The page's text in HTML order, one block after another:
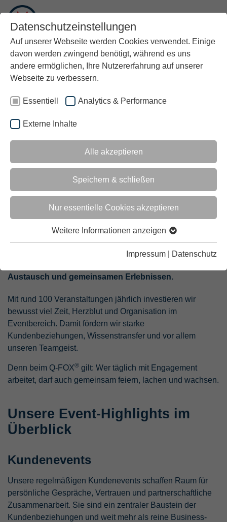
Datenschutzeinstellungen
Auf unserer Webseite werden Cookies verwendet. Einige
davon werden zwingend benötigt, während es uns
andere ermöglichen, Ihre Nutzererfahrung auf unserer
Webseite zu verbessern.
Essentiell Analytics & Performance
Externe Inhalte
Alle akzeptieren
Speichern & schließen
Nur essentielle Cookies akzeptieren
Weitere Informationen anzeigen
Impressum Datenschutz
RÜCKBLICK AUF EIN
EREIGNISREICHES
JAHR: Q-FOX®EVENTS
2025
24.12.2025 | Wenn sich das Jahr dem Ende zuneigt, ist
es Zeit innezuhalten und zurückzublicken. 2025 war
Austausch und gemeinsamen Erlebnissen.
Mit rund 100 Veranstaltungen jährlich investieren wir
bewusst viel Zeit, Herzblut und Organisation im
Eventbereich. Damit fördern wir starke
Kundenbeziehungen, Wissenstransfer und vor allem
unseren Teamgeist.
Denn beim Q-FOX® gilt: Wer täglich mit Engagement
arbeitet, darf auch gemeinsam feiern, lachen und wachsen.
Unsere Event-Highlights im
Überblick
Kundenevents
Unsere regelmäßigen Kundenevents schaffen Raum für
persönliche Gespräche, Vertrauen und partnerschaftliche
Zusammenarbeit. Sie sind ein zentraler Baustein der
Kundenbeziehungen und weit mehr als reine Business-